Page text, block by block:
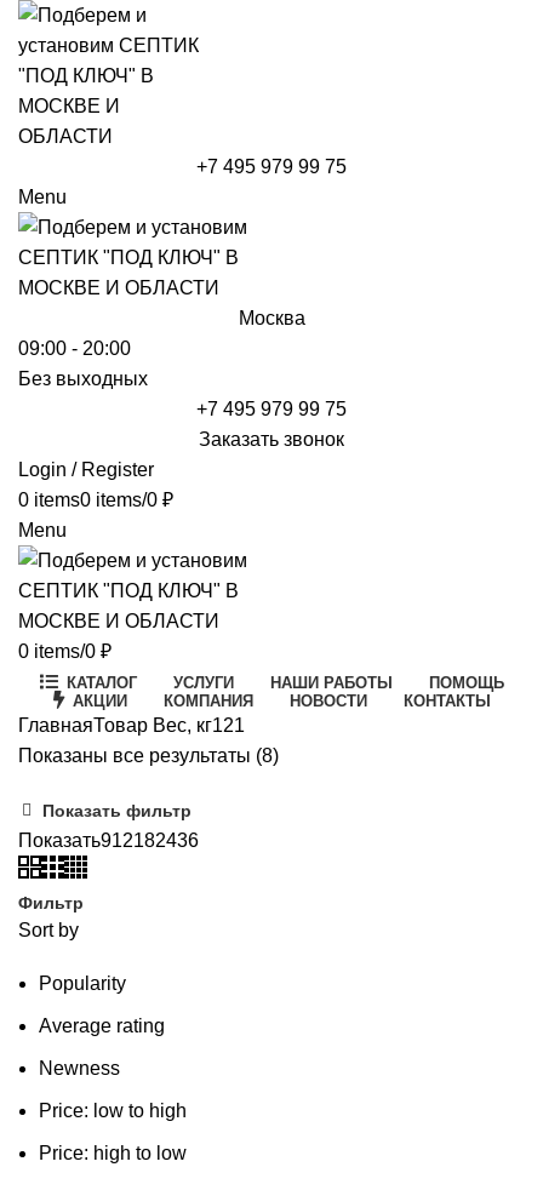
+7 495 979 99 75
Menu
Москва
09:00 - 20:00
Без выходных
+7 495 979 99 75
Заказать звонок
Login / Register
0 items0 items/0 ₽
Menu
0 items/0 ₽
КАТАЛОГ УСЛУГИ НАШИ РАБОТЫ
ПОМОЩЬ
АКЦИИ
КОМПАНИЯ НОВОСТИ КОНТАКТЫ
ГлавнаяТовар Вес, кг121
Показаны все результаты (8)Цены:
Показать фильтр
Показать912182436
Фильтр
Sort by
Popularity
Average rating
Newness
Price: low to high
Price: high to low